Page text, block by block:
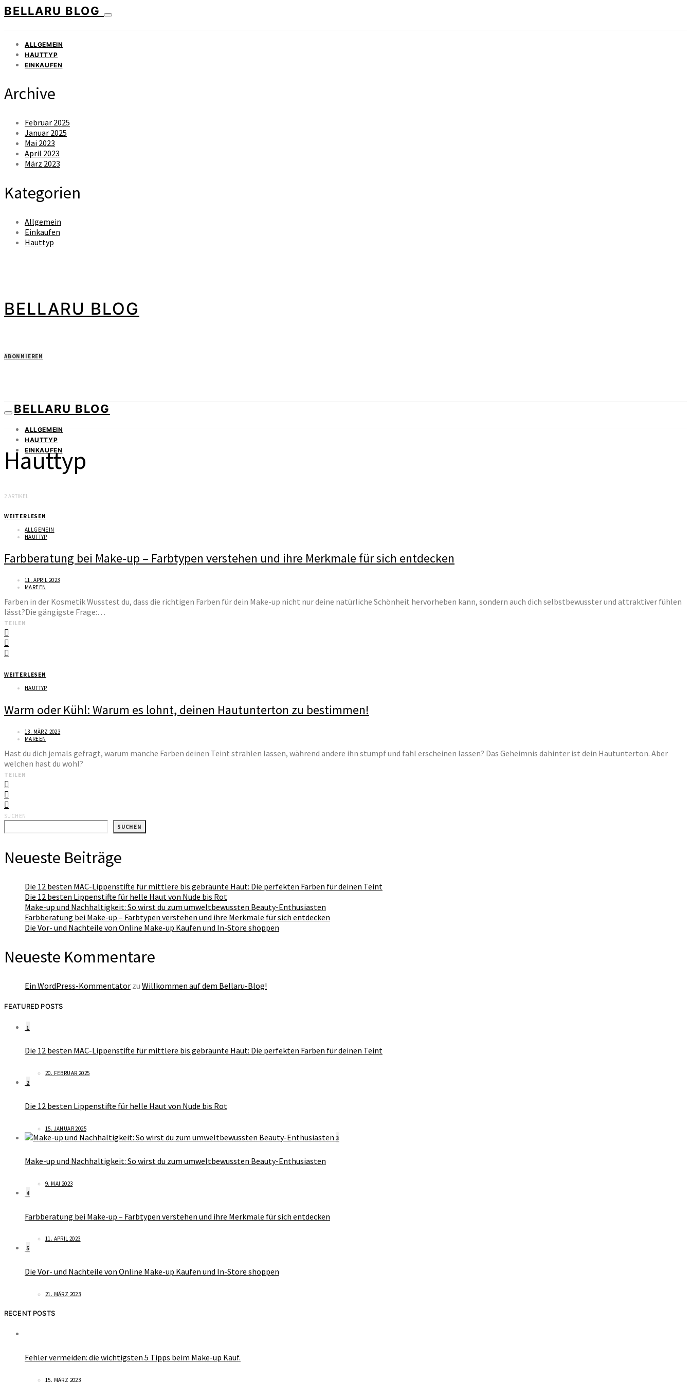
BELLARU BLOG
ALLGEMEIN
HAUTTYP
EINKAUFEN
Archive
Februar 2025
Januar 2025
Mai 2023
April 2023
März 2023
Kategorien
Allgemein
Einkaufen
Hauttyp
BELLARU BLOG
ABONNIEREN
BELLARU BLOG
ALLGEMEIN
HAUTTYP
EINKAUFEN
Hauttyp
2 ARTIKEL
WEITERLESEN
ALLGEMEIN
HAUTTYP
Farbberatung bei Make-up – Farbtypen verstehen und ihre Merkmale für sich entdecken
11. APRIL 2023
MAREEN
Farben in der Kosmetik Wusstest du, dass die richtigen Farben für dein Make-up nicht nur deine natürliche Schönheit hervorheben kann, sondern auch dich selbstbewusster und attraktiver fühlen
lässt?Die gängigste Frage:…
TEILEN
WEITERLESEN
HAUTTYP
Warm oder Kühl: Warum es lohnt, deinen Hautunterton zu bestimmen!
13. MÄRZ 2023
MAREEN
Hast du dich jemals gefragt, warum manche Farben deinen Teint strahlen lassen, während andere ihn stumpf und fahl erscheinen lassen? Das Geheimnis dahinter ist dein Hautunterton. Aber
welchen hast du wohl?
TEILEN
SUCHEN
SUCHEN
Neueste Beiträge
Die 12 besten MAC-Lippenstifte für mittlere bis gebräunte Haut: Die perfekten Farben für deinen Teint
Die 12 besten Lippenstifte für helle Haut von Nude bis Rot
Make-up und Nachhaltigkeit: So wirst du zum umweltbewussten Beauty-Enthusiasten
Farbberatung bei Make-up – Farbtypen verstehen und ihre Merkmale für sich entdecken
Die Vor- und Nachteile von Online Make-up Kaufen und In-Store shoppen
Neueste Kommentare
Ein WordPress-Kommentator zu Willkommen auf dem Bellaru-Blog!
FEATURED POSTS
1
Die 12 besten MAC-Lippenstifte für mittlere bis gebräunte Haut: Die perfekten Farben für deinen Teint
20. FEBRUAR 2025
2
Die 12 besten Lippenstifte für helle Haut von Nude bis Rot
15. JANUAR 2025
3
Make-up und Nachhaltigkeit: So wirst du zum umweltbewussten Beauty-Enthusiasten
9. MAI 2023
4
Farbberatung bei Make-up – Farbtypen verstehen und ihre Merkmale für sich entdecken
11. APRIL 2023
5
Die Vor- und Nachteile von Online Make-up Kaufen und In-Store shoppen
21. MÄRZ 2023
RECENT POSTS
Fehler vermeiden: die wichtigsten 5 Tipps beim Make-up Kauf.
15. MÄRZ 2023